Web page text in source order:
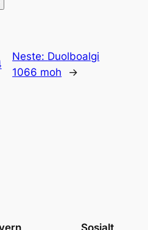
Neste: Duolboalgi
1066 moh
→
Sosialt